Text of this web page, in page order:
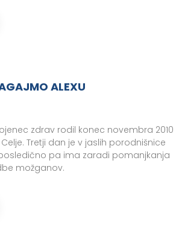
ALEXU
zdrav rodil konec novembra 2010
Tretji dan je v jaslih porodnišnice
pa ima zaradi pomanjkanja
možganov.